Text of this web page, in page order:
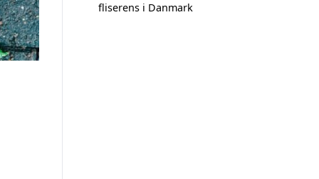
fliserens i Danmark